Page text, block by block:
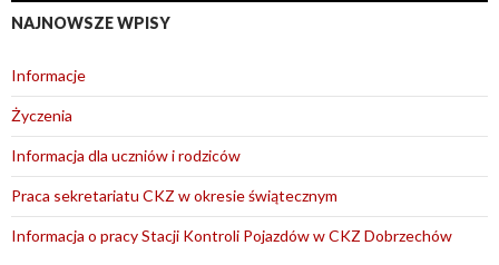
NAJNOWSZE WPISY
Informacje
Życzenia
Informacja dla uczniów i rodziców
Praca sekretariatu CKZ w okresie świątecznym
Informacja o pracy Stacji Kontroli Pojazdów w CKZ Dobrzechów